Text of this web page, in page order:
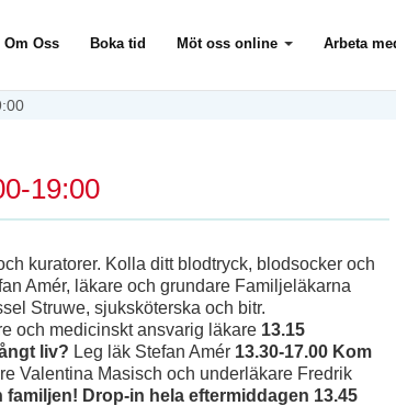
Om Oss Boka tid Möt oss online Arbeta
19:00
kuratorer. Kolla ditt blodtryck, blodsocker och
Amér, läkare och grundare Familjeläkarna
Struwe, sjuksköterska och bitr.
och medicinskt ansvarig läkare 13.15
liv? Leg läk Stefan Amér 13.30-17.00 Kom
Valentina Masisch och underläkare Fredrik
Drop-in hela eftermiddagen 13.45